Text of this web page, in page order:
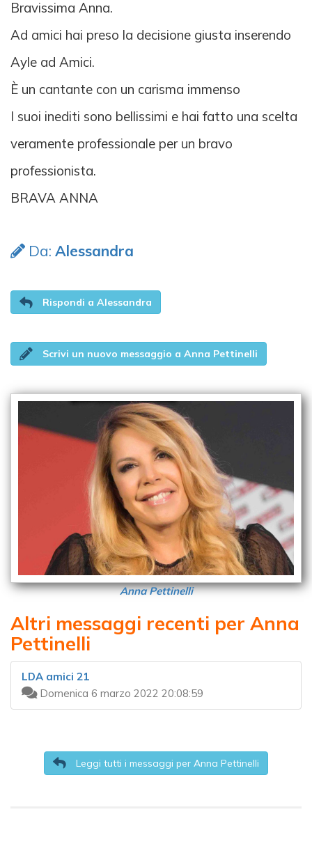
Bravissima Anna.
Ad amici hai preso la decisione giusta inserendo
Ayle ad Amici.
È un cantante con un carisma immenso
I suoi inediti sono bellissimi e hai fatto una scelta
veramente professionale per un bravo
professionista.
BRAVA ANNA
Da: Alessandra
Rispondi a Alessandra
Scrivi un nuovo messaggio a Anna Pettinelli
Anna Pettinelli
Altri messaggi recenti per Anna
Pettinelli
LDA amici 21
Domenica 6 marzo 2022 20:08:59
Leggi tutti i messaggi per Anna Pettinelli